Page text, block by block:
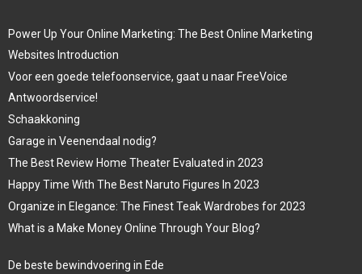
Power Up Your Online Marketing: The Best Online Marketing
Websites Introduction
Voor een goede telefoonservice, gaat u naar FreeVoice
Antwoordservice!
Schaakkoning
Garage in Veenendaal nodig?
The Best Review Home Theater Evaluated in 2023
Happy Time With The Best Naruto Figures In 2023
Organize in Elegance: The Finest Teak Wardrobes for 2023
What is a Make Money Online Through Your Blog?
De beste bewindvoering in Ede